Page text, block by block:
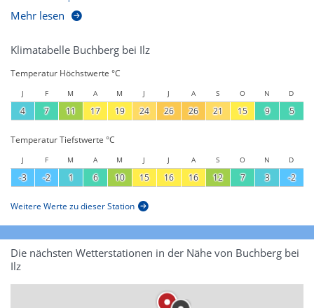
Mehr lesen
Klimatabelle Buchberg bei Ilz
Temperatur Höchstwerte °C
J F M A M J J A S O N D
4 7 11 17 19 24 26 26 21 15 9 5
Temperatur Tiefstwerte °C
J F M A M J J A S O N D
-3 -2 1 6 10 15 16 16 12 7 3 -2
Weitere Werte zu dieser Station
Die nächsten Wetterstationen in der Nähe von Buchberg bei
Ilz